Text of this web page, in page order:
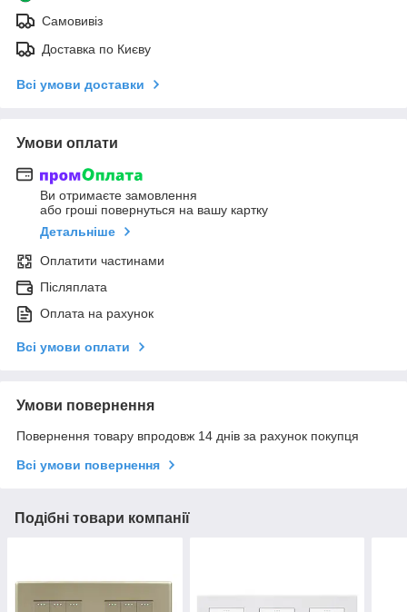
Самовивіз
Доставка по Києву
Всі умови доставки
Умови оплати
Ви отримаєте замовлення
або гроші повернуться на вашу картку
Детальніше
Оплатити частинами
Післяплата
Оплата на рахунок
Всі умови оплати
Умови повернення
Повернення товару впродовж 14 днів за рахунок покупця
Всі умови повернення
Подібні товари компанії